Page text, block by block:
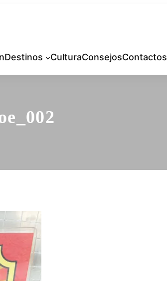
Destinos CulturaConsejosContactos